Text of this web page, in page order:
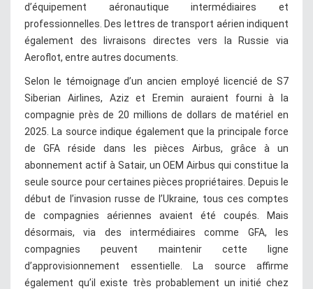
d’équipement aéronautique intermédiaires et
professionnelles. Des lettres de transport aérien indiquent
également des livraisons directes vers la Russie via
Aeroflot, entre autres documents.
Selon le témoignage d’un ancien employé licencié de S7
Siberian Airlines, Aziz et Eremin auraient fourni à la
compagnie près de 20 millions de dollars de matériel en
2025. La source indique également que la principale force
de GFA réside dans les pièces Airbus, grâce à un
abonnement actif à Satair, un OEM Airbus qui constitue la
seule source pour certaines pièces propriétaires. Depuis le
début de l’invasion russe de l’Ukraine, tous ces comptes
de compagnies aériennes avaient été coupés. Mais
désormais, via des intermédiaires comme GFA, les
compagnies peuvent maintenir cette ligne
d’approvisionnement essentielle. La source affirme
également qu’il existe très probablement un initié chez